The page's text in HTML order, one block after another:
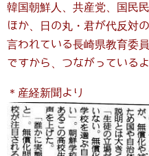
韓国朝鮮人、共産党、国民
ほか、日の丸・君が代反対
言われている長崎県教育委
ですから、つながっている
＊産経新聞より